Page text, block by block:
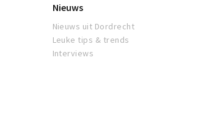
Nieuws
Nieuws uit Dordrecht
Leuke tips & trends
Interviews